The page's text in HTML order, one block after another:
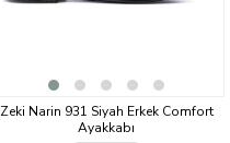
Zeki Narin 931 Siyah Erkek Comfort
Ayakkabı